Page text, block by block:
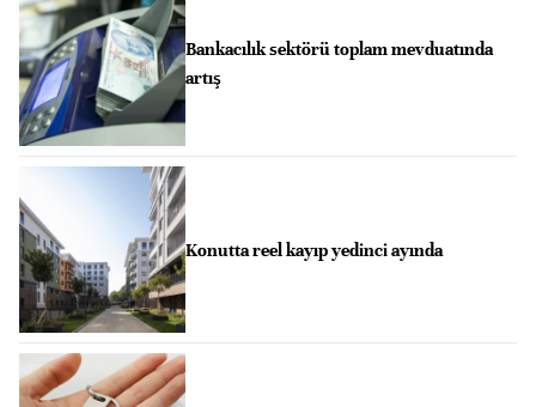
Bankacılık sektörü toplam mevduatında
artış
Konutta reel kayıp yedinci ayında